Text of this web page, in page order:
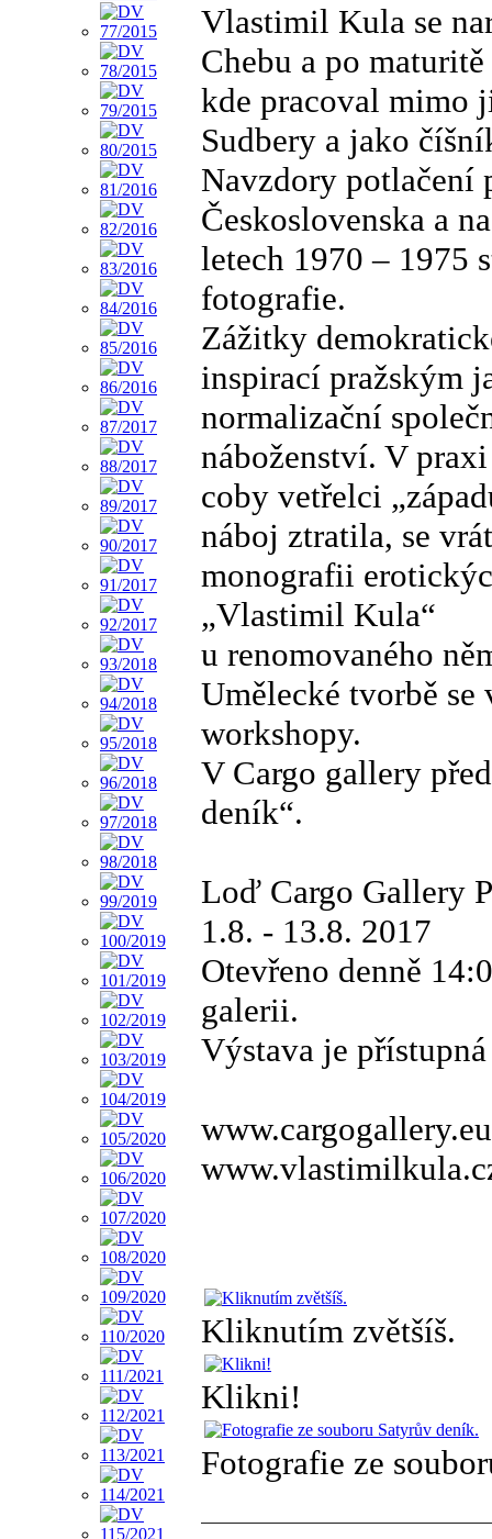
Vlastimil Kula se
Chebu a po
kde pracoval mimo
Sudbery a jako
Navzdory potlačení
Československa a
letech 1970 – 1975
fotografie.
Zážitky
inspirací pražským
normalizační
náboženství. V
coby vetřelci
náboj ztratila, se
monografii
„Vlastimil Kula“
u renomovaného
Umělecké tvorbě se
workshopy.
V Cargo gallery
deník“.
Loď Cargo Gallery
1.8. - 13.8. 2017
Otevřeno denně
galerii.
Výstava je
www.cargogallery.eu
Kliknutím zvětšíš.
Klikni!
Fotografie ze